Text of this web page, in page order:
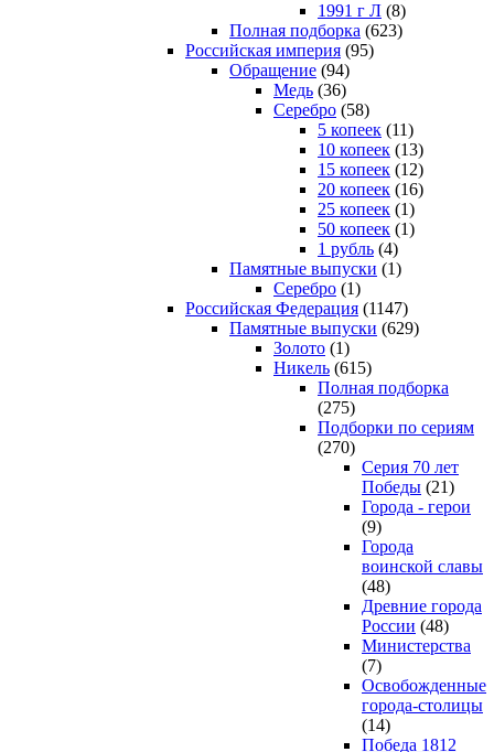
1991 г Л (8)
Полная подборка (623)
Российская империя (95)
Обращение (94)
Медь (36)
Серебро (58)
5 копеек (11)
10 копеек (13)
15 копеек (12)
20 копеек (16)
25 копеек (1)
50 копеек (1)
1 рубль (4)
Памятные выпуски (1)
Серебро (1)
Российская Федерация (1147)
Памятные выпуски (629)
Золото (1)
Никель (615)
Полная подборка
(275)
Подборки по сериям
(270)
Серия 70 лет
Победы (21)
Города - герои
(9)
Города
воинской славы
(48)
Древние города
России (48)
Министерства
(7)
Освобожденные
города-столицы
(14)
Победа 1812